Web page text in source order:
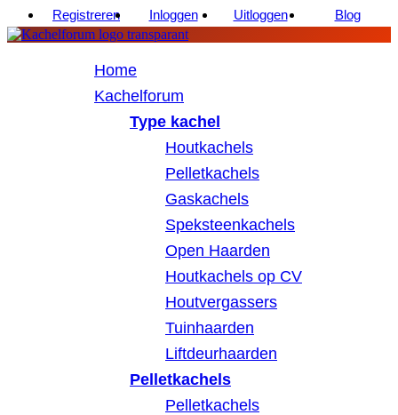
Registreren Inloggen Uitloggen Blog
Home
Kachelforum
Type kachel
Houtkachels
Pelletkachels
Gaskachels
Speksteenkachels
Open Haarden
Houtkachels op CV
Houtvergassers
Tuinhaarden
Liftdeurhaarden
Pelletkachels
Pelletkachels